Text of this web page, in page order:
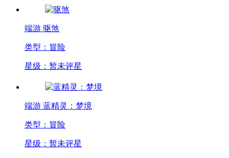
端游 驱煞
类型：冒险
星级：暂未评星
端游 蓝精灵：梦境
类型：冒险
星级：暂未评星